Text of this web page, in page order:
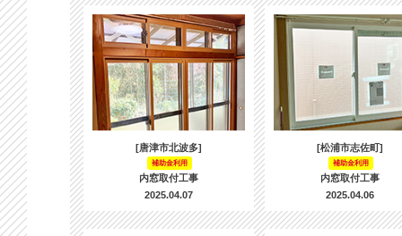
[唐津市北波多]
補助金利用
内窓取付工事
2025.04.07
[松浦市志佐町]
補助金利用
内窓取付工事
2025.04.06